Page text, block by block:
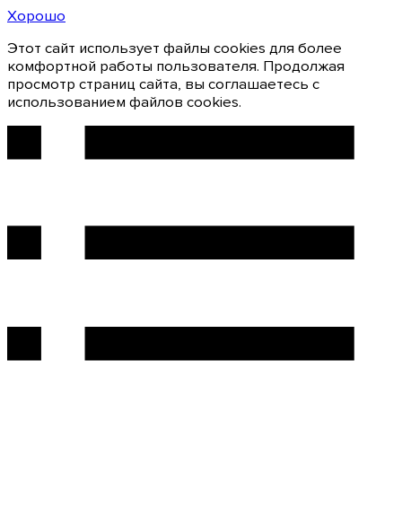
Хорошо
Этот сайт использует файлы cookies для более
комфортной работы пользователя. Продолжая
просмотр страниц сайта, вы соглашаетесь с
использованием файлов cookies.